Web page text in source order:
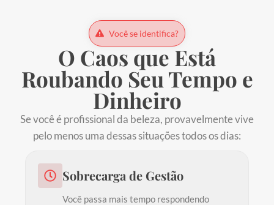
Você se identifica?
O Caos que Está
Roubando Seu Tempo e
Dinheiro
Se você é profissional da beleza, provavelmente vive
pelo menos uma dessas situações todos os dias:
Sobrecarga de Gestão
Você passa mais tempo respondendo